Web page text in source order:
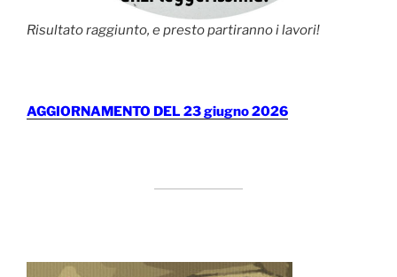
Risultato raggiunto, e presto partiranno i lavori!
AGGIORNAMENTO DEL 23 giugno 2026